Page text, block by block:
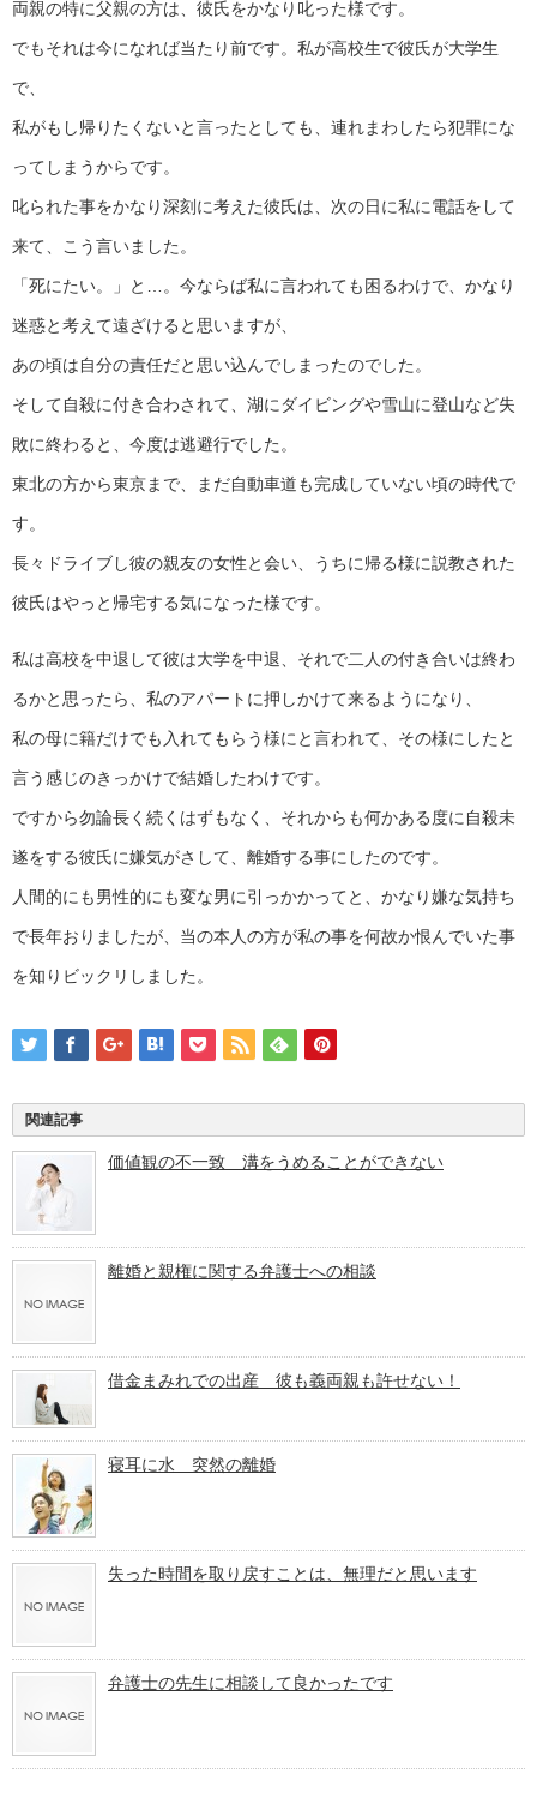
両親の特に父親の方は、彼氏をかなり叱った様です。
でもそれは今になれば当たり前です。私が高校生で彼氏が大学生
で、
私がもし帰りたくないと言ったとしても、連れまわしたら犯罪にな
ってしまうからです。
叱られた事をかなり深刻に考えた彼氏は、次の日に私に電話をして
来て、こう言いました。
「死にたい。」と…。今ならば私に言われても困るわけで、かなり
迷惑と考えて遠ざけると思いますが、
あの頃は自分の責任だと思い込んでしまったのでした。
そして自殺に付き合わされて、湖にダイビングや雪山に登山など失
敗に終わると、今度は逃避行でした。
東北の方から東京まで、まだ自動車道も完成していない頃の時代で
す。
長々ドライブし彼の親友の女性と会い、うちに帰る様に説教された
彼氏はやっと帰宅する気になった様です。
私は高校を中退して彼は大学を中退、それで二人の付き合いは終わ
るかと思ったら、私のアパートに押しかけて来るようになり、
私の母に籍だけでも入れてもらう様にと言われて、その様にしたと
言う感じのきっかけで結婚したわけです。
ですから勿論長く続くはずもなく、それからも何かある度に自殺未
遂をする彼氏に嫌気がさして、離婚する事にしたのです。
人間的にも男性的にも変な男に引っかかってと、かなり嫌な気持ち
で長年おりましたが、当の本人の方が私の事を何故か恨んでいた事
を知りビックリしました。
関連記事
価値観の不一致 溝をうめることができない
離婚と親権に関する弁護士への相談
借金まみれでの出産 彼も義両親も許せない！
寝耳に水 突然の離婚
失った時間を取り戻すことは、無理だと思います
弁護士の先生に相談して良かったです